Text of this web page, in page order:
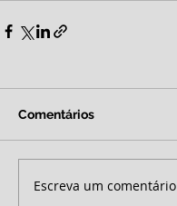
Comentários
Escreva um comentário